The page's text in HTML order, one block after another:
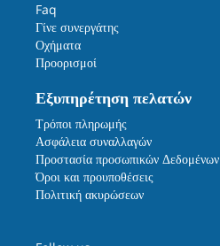
Faq
Γίνε συνεργάτης
Οχήματα
Προορισμοί
Εξυπηρέτηση πελατών
Τρόποι πληρωμής
Ασφάλεια συναλλαγών
Προστασία προσωπικών Δεδομένων
Όροι και προυποθέσεις
Πολιτική ακυρώσεων